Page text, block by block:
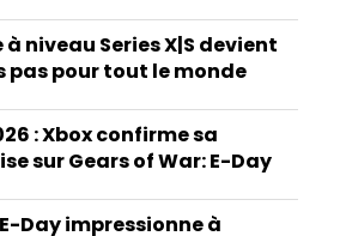
à niveau Series X|S devient
pour tout le monde
: Xbox confirme sa
sur Gears of War: E-Day
Day impressionne à